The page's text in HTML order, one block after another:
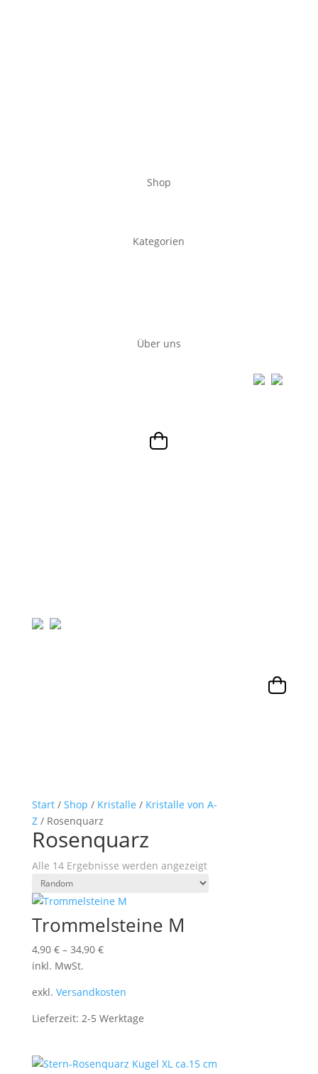
Shop
Kategorien
Über uns
Start/ Shop / Kristalle / Kristalle von A-
Z/ Rosenquarz
Rosenquarz
Alle 14 Ergebnisse werden angezeigt
Trommelsteine M
4,90 €– 34,90 €
inkl. MwSt.
exkl. Versandkosten
Lieferzeit: 2-5 Werktage